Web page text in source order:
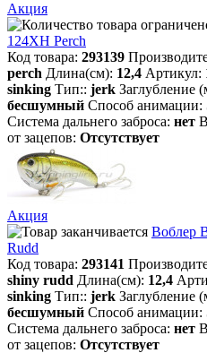
Акция
124XH Perch
Код товара: 293139
perch Длина(см): 12,4 Артикул:
sinking Тип:: jerk Заглубление
бесшумный Способ анимации:
Система дальнего заброса: нет
от зацепов: Отсутствует
Акция
Воблер
Rudd
Код товара: 293141
shiny rudd Длина(см): 12,4
sinking Тип:: jerk Заглубление
бесшумный Способ анимации:
Система дальнего заброса: нет
от зацепов: Отсутствует